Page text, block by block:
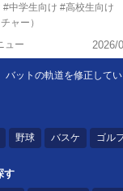
#中学生向け #高校生向け
ャー）
ュー
2026/
バットの軌道を修正して
野球 バスケ ゴル
す